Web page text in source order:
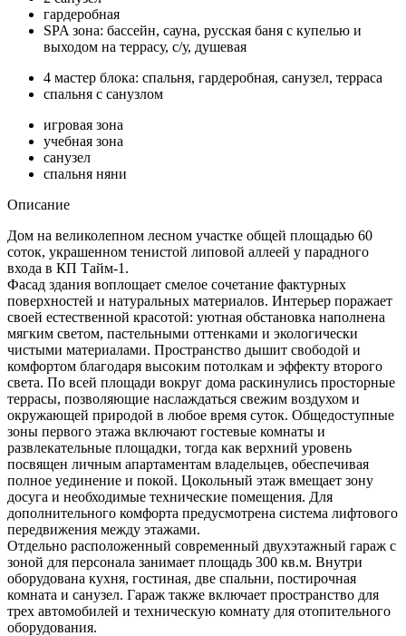
гардеробная
SPA зона: бассейн, сауна, русская баня с купелью и
выходом на террасу, с/у, душевая
4 мастер блока: спальня, гардеробная, санузел, терраса
спальня с санузлом
игровая зона
учебная зона
санузел
спальня няни
Описание
Дом на великолепном лесном участке общей площадью 60
соток, украшенном тенистой липовой аллеей у парадного
входа в КП Тайм-1.
Фасад здания воплощает смелое сочетание фактурных
поверхностей и натуральных материалов. Интерьер поражает
своей естественной красотой: уютная обстановка наполнена
мягким светом, пастельными оттенками и экологически
чистыми материалами. Пространство дышит свободой и
комфортом благодаря высоким потолкам и эффекту второго
света. По всей площади вокруг дома раскинулись просторные
террасы, позволяющие наслаждаться свежим воздухом и
окружающей природой в любое время суток. Общедоступные
зоны первого этажа включают гостевые комнаты и
развлекательные площадки, тогда как верхний уровень
посвящен личным апартаментам владельцев, обеспечивая
полное уединение и покой. Цокольный этаж вмещает зону
досуга и необходимые технические помещения. Для
дополнительного комфорта предусмотрена система лифтового
передвижения между этажами.
Отдельно расположенный современный двухэтажный гараж с
зоной для персонала занимает площадь 300 кв.м. Внутри
оборудована кухня, гостиная, две спальни, постирочная
комната и санузел. Гараж также включает пространство для
трех автомобилей и техническую комнату для отопительного
оборудования.